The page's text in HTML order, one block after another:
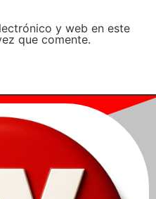
y web en este
que comente.